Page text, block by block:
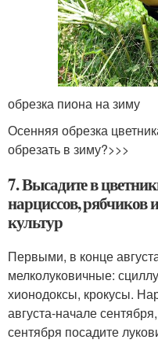
обрезка пиона на зиму
Осенняя обрезка
обрезать в зиму?>>>
7. Высадите в
нарциссов,
культур
Первыми, в конце
мелколуковичные:
хионодоксы, крокусы.
августа-начале
сентября посадите